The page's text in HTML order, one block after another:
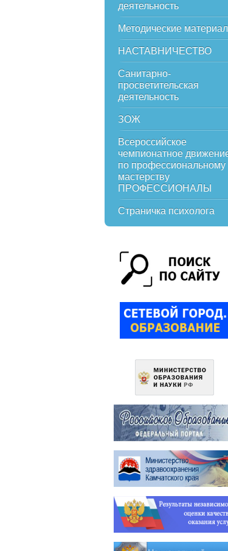
деятельность
Методические
НАСТАВНИЧЕСТВО
Санитарно-
просветительская
деятельность
ЗОЖ
Всероссийское
чемпионатное
по профессиональному
мастерству
ПРОФЕССИОНАЛЫ
Страничка психолога